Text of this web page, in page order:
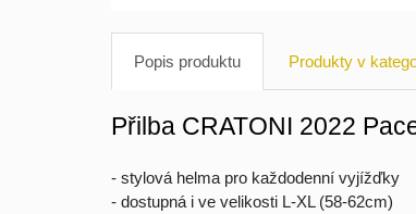
Popis produktu Produkty v
Přilba CRATONI 2022
- stylová helma pro každodenní vyjížďky
- dostupná i ve velikosti L-XL (58-62cm)